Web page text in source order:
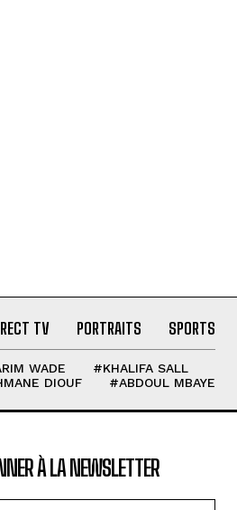
TV PORTRAITS SPORTS
WADE
#KHALIFA SALL
DIOUF #ABDOUL MBAYE
À LA NEWSLETTER